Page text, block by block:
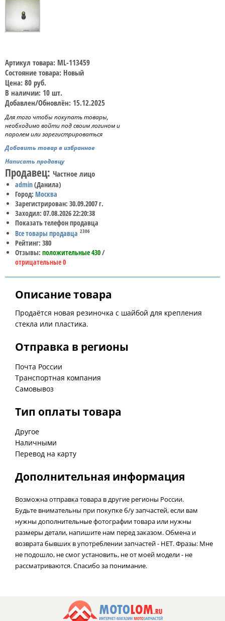
Артикул товара: ML-113459
Состояние товара: Новый
Цена: 80 руб.
В наличии: 10 шт.
Добавлен/Обновлён: 15.12.2025
Для того чтобы покупать товары,
необходимо войти под своим логином и
паролем или зарегистрироваться
Добавить товар в избранное
Написать продавцу
Продавец: Частное лицо
admin(Данила)
Город: Москва
Зарегистрирован: 30.09.2007 г.
Заходил: 07.08.2026 22:20:38
Показать телефон продавца
Все товары продавца 2306
Рейтинг: 380
Отзывы: положительные 430/
отрицательные 0
Описание товара
Продаётся новая резиночка с шайбой для крепления
стекла или пластика.
Отправка в регионы
Почта России
Транспортная компания
Самовывоз
Тип оплаты товара
Другое
Наличными
Перевод на карту
Дополнительная информация
Возможна отправка товара в другие регионы России.
Будьте внимательны при покупке б/у запчастей, если вам
нужны дополнительные фотографии товара или нужны
размеры детали, напишите нам перед заказом. Обмена и
возврата бывших в употреблении запчастей - НЕТ. Фразы: Мне
не подошло, не смог установить, не от моей модели - не
рассматриваются. Спасибо за понимание.